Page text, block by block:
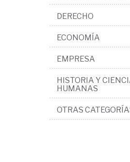
DERECHO
ECONOMÍA
EMPRESA
HISTORIA Y
HUMANAS
OTRAS